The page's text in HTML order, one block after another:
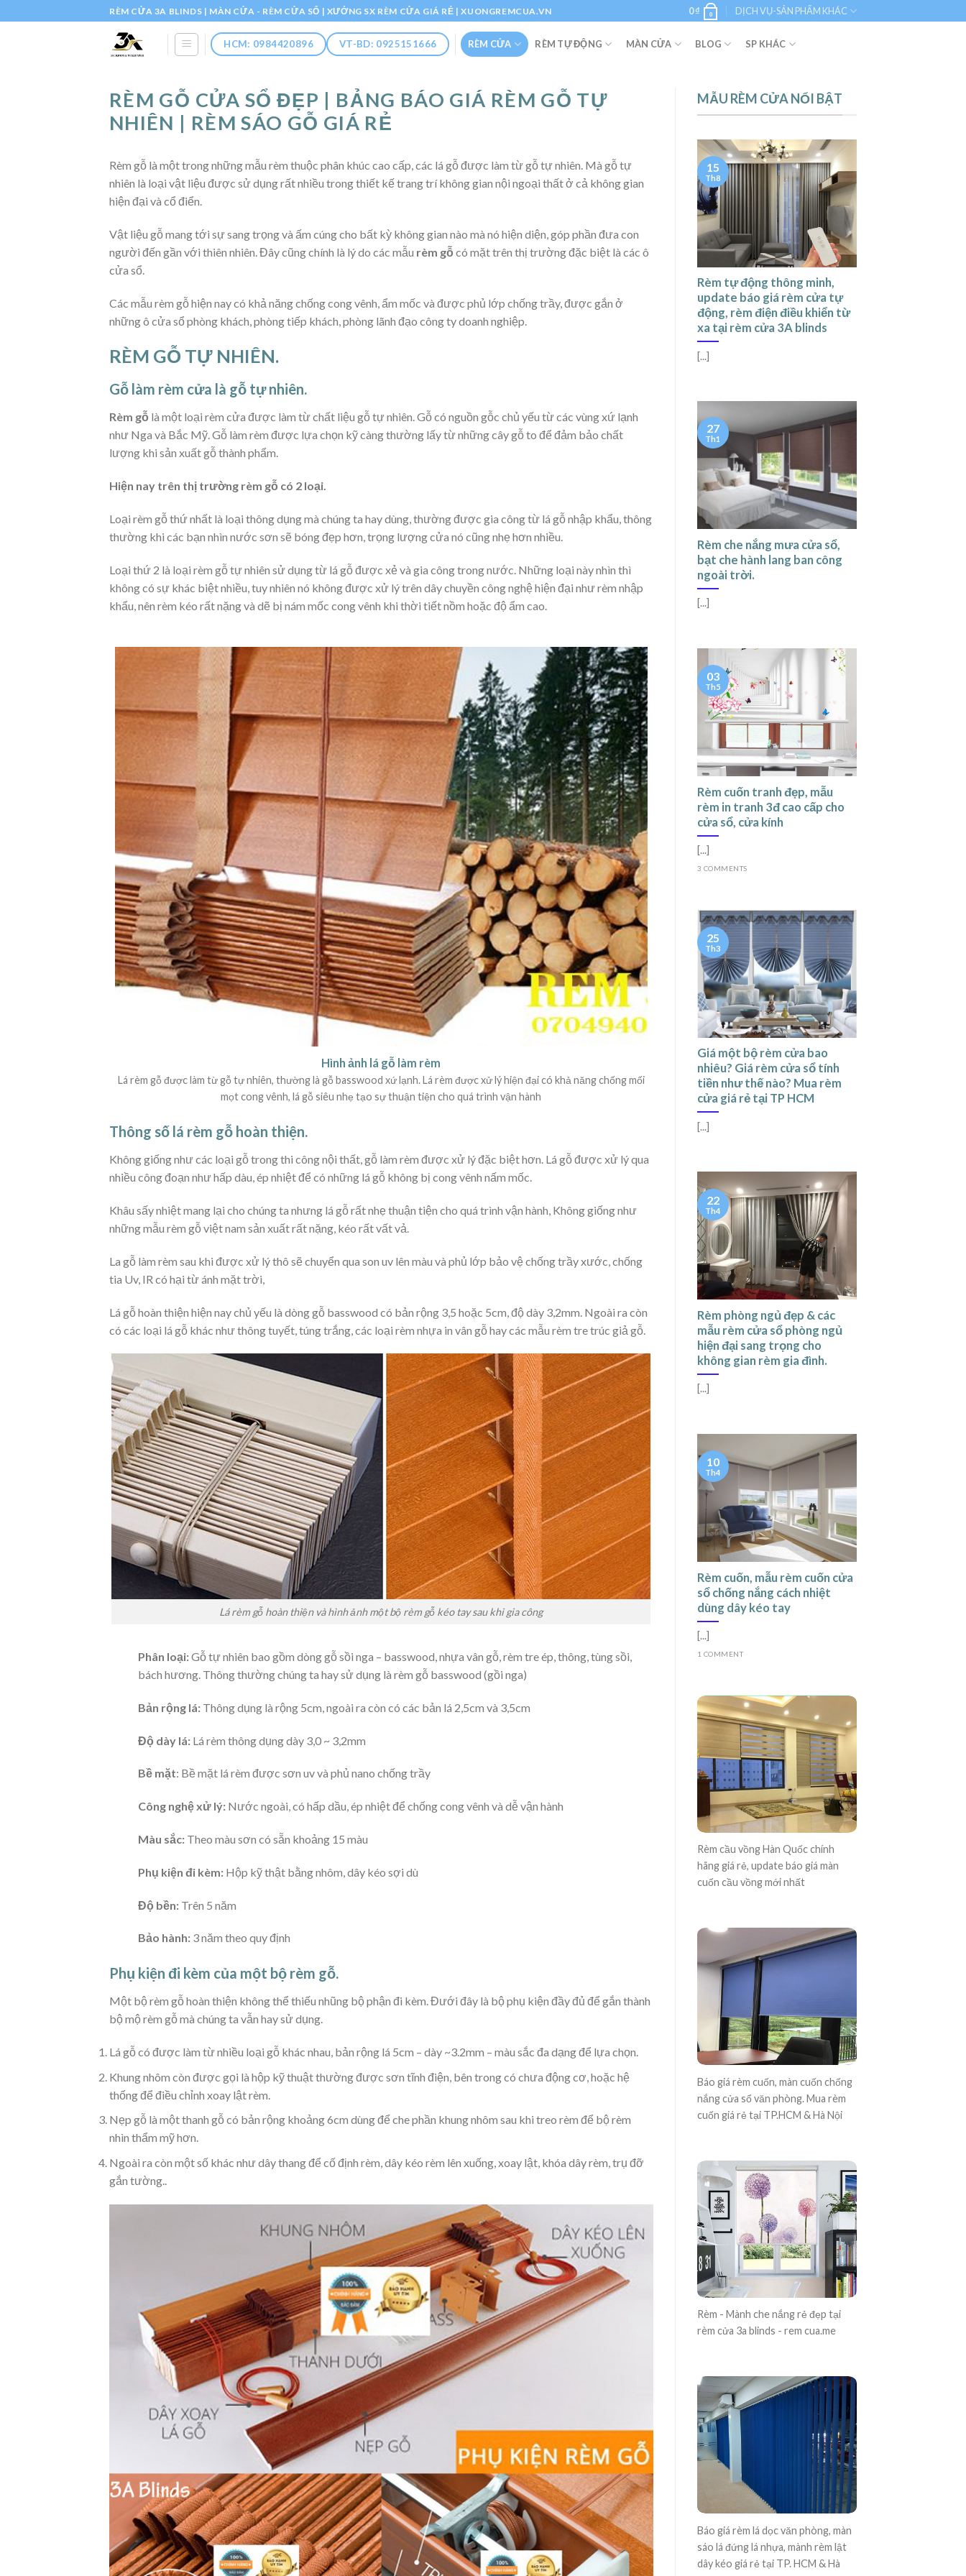
to
RÈM CỬA 3A BLINDS | MÀN CỬA - RÈM CỬA SỔ | XƯỞNG SX RÈM CỬA GIÁ RẺ | XUONGREMCUA.VN 0₫ 0 DỊCH VỤ-SẢN PHẨM KHÁC
HCM: 0984420896 VT-BD: 0925151666 RÈM CỬA RÈM TỰ ĐỘNG MÀN CỬA BLOG SP KHÁC
RÈM GỖ CỬA SỔ ĐẸP | BẢNG BÁO GIÁ RÈM GỖ TỰ
NHIÊN | RÈM SÁO GỖ GIÁ RẺ
Rèm gỗ là một trong những mẫu rèm thuộc phân khúc cao cấp, các lá gỗ được làm từ gỗ tự nhiên. Mà gỗ tự
nhiên là loại vật liệu được sử dụng rất nhiều trong thiết kế trang trí không gian nội ngoại thất ở cả không gian
hiện đại và cổ điển.
Vật liệu gỗ mang tới sự sang trọng và ấm cúng cho bất kỳ không gian nào mà nó hiện diện, góp phần đưa con
người đến gần với thiên nhiên. Đây cũng chính là lý do các mẫu rèm gỗ có mặt trên thị trường đặc biệt là các ô
cửa sổ.
Các mẫu rèm gỗ hiện nay có khả năng chống cong vênh, ẩm mốc và được phủ lớp chống trầy, được gắn ở
những ô cửa sổ phòng khách, phòng tiếp khách, phòng lãnh đạo công ty doanh nghiệp.
RÈM GỖ TỰ NHIÊN.
Gỗ làm rèm cửa là gỗ tự nhiên.
Rèm gỗ là một loại rèm cửa được làm từ chất liệu gỗ tự nhiên. Gỗ có nguồn gỗc chủ yếu từ các vùng xứ lạnh
như Nga và Bắc Mỹ. Gỗ làm rèm được lựa chọn kỹ càng thường lấy từ những cây gỗ to để đảm bảo chất
lượng khi sản xuất gỗ thành phẩm.
Hiện nay trên thị trường rèm gỗ có 2 loại.
Loại rèm gỗ thứ nhất là loại thông dụng mà chúng ta hay dùng, thường được gia công từ lá gỗ nhập khẩu, thông
thường khi các bạn nhìn nước sơn sẽ bóng đẹp hơn, trọng lượng cửa nó cũng nhẹ hơn nhiều.
Loại thứ 2 là loại rèm gỗ tự nhiên sử dụng từ lá gỗ được xẻ và gia công trong nước. Những loại này nhìn thì
không có sự khác biệt nhiều, tuy nhiên nó không được xử lý trên dây chuyền công nghệ hiện đại như rèm nhập
khẩu, nên rèm kéo rất nặng và dẽ bị nám mốc cong vênh khi thời tiết nồm hoặc độ ẩm cao.
Hình ảnh lá gỗ làm rèm
Lá rèm gỗ được làm từ gỗ tự nhiên, thường là gỗ basswood xứ lạnh. Lá rèm được xử lý hiện đại có khả năng chống mối
mọt cong vênh, lá gỗ siêu nhẹ tạo sự thuận tiện cho quá trình vận hành
Thông số lá rèm gỗ hoàn thiện.
Không giống như các loại gỗ trong thi công nội thất, gỗ làm rèm được xử lý đặc biệt hơn. Lá gỗ được xử lý qua
nhiều công đoạn như hấp dàu, ép nhiệt để có những lá gỗ không bị cong vênh nấm mốc.
Khâu sấy nhiệt mang lại cho chúng ta nhưng lá gỗ rất nhẹ thuận tiện cho quá trình vận hành, Không giống như
những mẫu rèm gỗ việt nam sản xuất rất nặng, kéo rất vất vả.
La gỗ làm rèm sau khi được xử lý thô sẽ chuyển qua son uv lên màu và phủ lớp bảo vệ chống trầy xước, chống
tia Uv, IR có hại từ ánh mặt trời,
Lá gỗ hoàn thiện hiện nay chủ yếu là dòng gỗ basswood có bản rộng 3,5 hoặc 5cm, độ dày 3,2mm. Ngoài ra còn
có các loại lá gỗ khác như thông tuyết, túng trắng, các loại rèm nhựa in vân gỗ hay các mẫu rèm tre trúc giả gỗ.
Lá rèm gỗ hoàn thiện và hình ảnh một bộ rèm gỗ kéo tay sau khi gia công
Phân loại:Gỗ tự nhiên bao gồm dòng gỗ sồi nga – basswood, nhựa vân gỗ, rèm tre ép, thông, tùng sồi,
bách hương. Thông thường chúng ta hay sử dụng là rèm gỗ basswood (gồi nga)
Bản rộng lá: Thông dụng là rộng 5cm, ngoài ra còn có các bản lá 2,5cm và 3,5cm
Độ dày lá: Lá rèm thông dụng dày 3,0 ~ 3,2mm
Bề mặt: Bề mặt lá rèm được sơn uv và phủ nano chống trầy
Công nghệ xử lý: Nước ngoài, có hấp dầu, ép nhiệt để chống cong vênh và dễ vận hành
Màu sắc: Theo màu sơn có sẵn khoảng 15 màu
Phụ kiện đi kèm: Hộp kỹ thật bằng nhôm, dây kéo sợi dù
Độ bền: Trên 5 năm
Bảo hành: 3 năm theo quy định
Phụ kiện đi kèm của một bộ rèm gỗ.
Một bộ rèm gỗ hoàn thiện không thể thiếu nhũng bộ phận đi kèm. Đưới đây là bộ phụ kiện đầy đủ để gắn thành
bộ mộ rèm gỗ mà chúng ta vẫn hay sử dụng.
Lá gỗ có được làm từ nhiều loại gỗ khác nhau, bản rộng lá 5cm – dày ~3.2mm – màu sắc đa dạng để lựa chọn.
Khung nhôm còn được gọi là hộp kỹ thuật thường được sơn tĩnh điện, bên trong có chưa động cơ, hoặc hệ
thống để điều chỉnh xoay lật rèm.
Nẹp gỗ là một thanh gỗ có bản rộng khoảng 6cm dùng để che phần khung nhôm sau khi treo rèm để bộ rèm
nhìn thẩm mỹ hơn.
Ngoài ra còn một số khác như dây thang để cố định rèm, dây kéo rèm lên xuống, xoay lật, khóa dây rèm, trụ đỡ
gắn tường..
MẪU RÈM CỬA NỔI BẬT
Rèm tự động thông minh,
update báo giá rèm cửa tự
động, rèm điện điều khiển từ
xa tại rèm cửa 3A blinds
[...]
15
Th8
Rèm che nắng mưa cửa sổ,
bạt che hành lang ban công
ngoài trời.
[...]
27
Th1
Rèm cuốn tranh đẹp, mẫu
rèm in tranh 3đ cao cấp cho
cửa sổ, cửa kính
[...]
3 COMMENTS
03
Th5
Giá một bộ rèm cửa bao
nhiêu? Giá rèm cửa sổ tính
tiền như thế nào? Mua rèm
cửa giá rẻ tại TP HCM
[...]
25
Th3
Rèm phòng ngủ đẹp & các
mẫu rèm cửa sổ phòng ngủ
hiện đại sang trọng cho
không gian rèm gia đình.
[...]
22
Th4
Rèm cuốn, mẫu rèm cuốn cửa
sổ chống nắng cách nhiệt
dùng dây kéo tay
[...]
1 COMMENT
10
Th4
Rèm cầu vồng Hàn Quốc chính
hãng giá rẻ, update báo giá màn
cuốn cầu vồng mới nhất
Báo giá rèm cuốn, màn cuốn chống
nắng cửa sổ văn phòng. Mua rèm
cuốn giá rẻ tại TP.HCM & Hà Nội
Rèm - Mành che nắng rẻ đẹp tại
rèm cửa 3a blinds - rem cua.me
Báo giá rèm lá dọc văn phòng, màn
sáo lá đứng lá nhựa, mành rèm lật
dây kéo giá rẻ tại TP. HCM & Hà